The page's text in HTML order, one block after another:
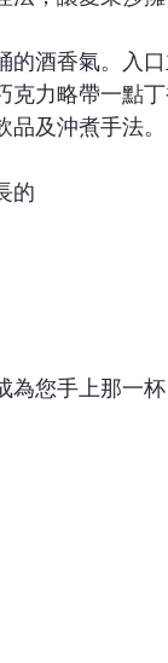
的酒香氣。入
力略帶一點
及沖煮手法。
的
您手上那一杯